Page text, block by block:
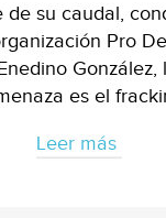
de su caudal,
Pro
es el
Leer más